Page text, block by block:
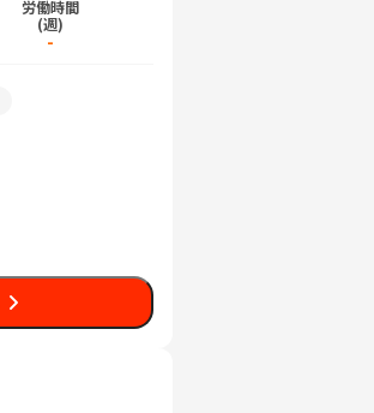
労働時間
(週)
-